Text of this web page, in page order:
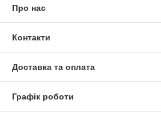
Про нас
Контакти
Доставка та оплата
Графік роботи